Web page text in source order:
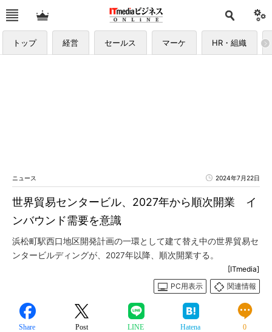
トップ 経営 セールス マーケ HR・組織
ニュース 2024年7月22日
世界貿易センタービル、2027年から順次開業 イ
ンバウンド需要を意識
浜松町駅西口地区開発計画の一環として建て替え中の世界貿易セ
ンタービルディングが、2027年以降、順次開業する。
[ITmedia]
PC用表示
関連情報
Share Post LINE Hatena 0